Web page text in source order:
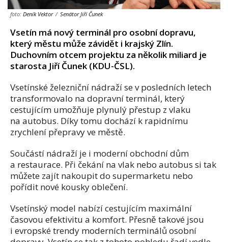
foto: Deník Vektor / Senátor Jiří Čunek
Vsetín má nový terminál pro osobní dopravu,
který městu může závidět i krajský Zlín.
Duchovním otcem projektu za několik miliard je
starosta Jiří Čunek (KDU-ČSL).
Vsetínské železniční nádraží se v posledních letech
transformovalo na dopravní terminál, který
cestujícím umožňuje plynulý přestup z vlaku
na autobus. Díky tomu dochází k rapidnímu
zrychlení přepravy ve městě.
Součástí nádraží je i moderní obchodní dům
a restaurace. Při čekání na vlak nebo autobus si tak
můžete zajít nakoupit do supermarketu nebo
pořídit nové kousky oblečení.
Vsetínský model nabízí cestujícím maximální
časovou efektivitu a komfort. Přesně takové jsou
i evropské trendy moderních terminálů osobní